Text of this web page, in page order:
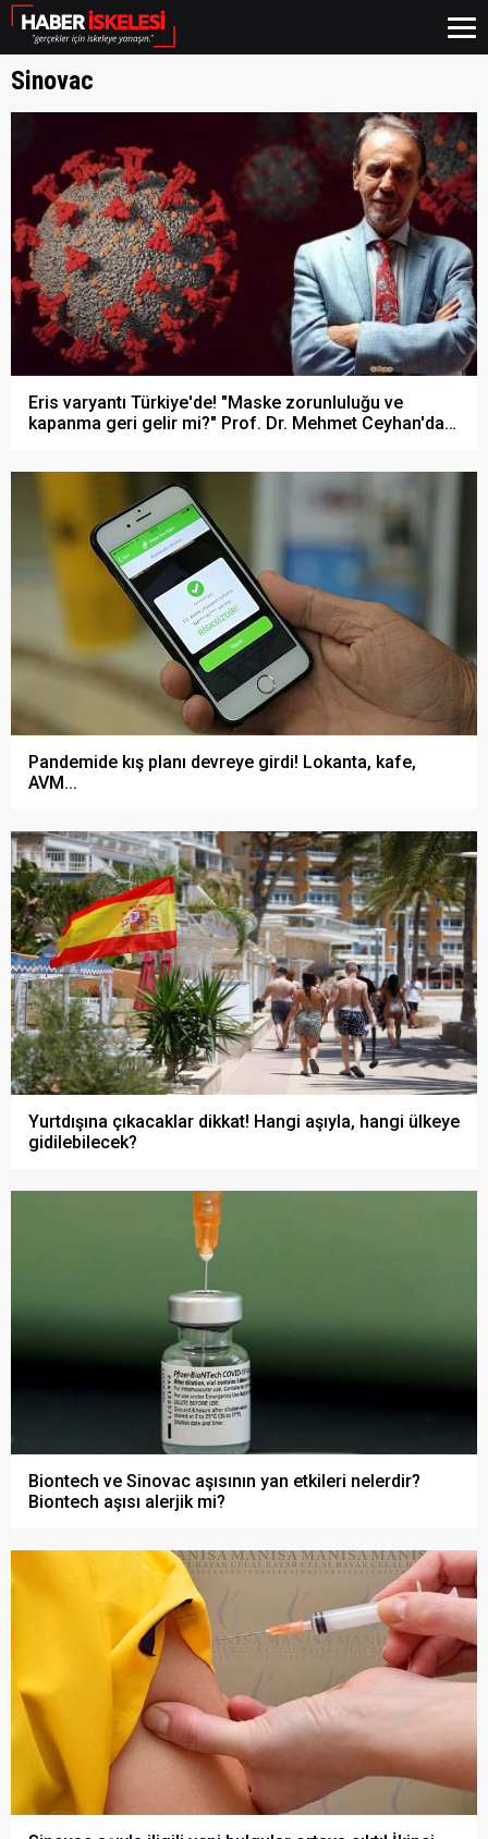
Sinovac
Eris varyantı Türkiye'de! "Maske zorunluluğu ve
kapanma geri gelir mi?" Prof. Dr. Mehmet Ceyhan'dan
Pandemide kış planı devreye girdi! Lokanta, kafe,
AVM...
Yurtdışına çıkacaklar dikkat! Hangi aşıyla, hangi ülkeye
gidilebilecek?
Biontech ve Sinovac aşısının yan etkileri nelerdir?
Biontech aşısı alerjik mi?